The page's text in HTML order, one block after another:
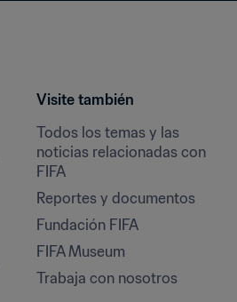
Visite también
Todos los temas y las
noticias relacionadas con
FIFA
Reportes y documentos
Fundación FIFA
FIFA Museum
Trabaja con nosotros